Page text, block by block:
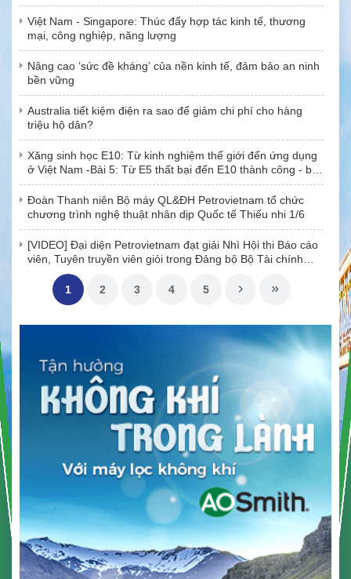
Việt Nam - Singapore: Thúc đẩy hợp tác kinh tế, thương
mại, công nghiệp, năng lượng
Nâng cao ‘sức đề kháng’ của nền kinh tế, đảm bảo an ninh
bền vững
Australia tiết kiệm điện ra sao để giảm chi phí cho hàng
triệu hộ dân?
Xăng sinh học E10: Từ kinh nghiệm thế giới đến ứng dụng
ở Việt Nam -Bài 5: Từ E5 thất bại đến E10 thành công - bài
học niềm tin
Đoàn Thanh niên Bộ máy QL&ĐH Petrovietnam tổ chức
chương trình nghệ thuật nhân dịp Quốc tế Thiếu nhi 1/6
[VIDEO] Đại diện Petrovietnam đạt giải Nhì Hội thi Báo cáo
viên, Tuyên truyền viên giỏi trong Đảng bộ Bộ Tài chính
năm 2026
1
2 3 4 5